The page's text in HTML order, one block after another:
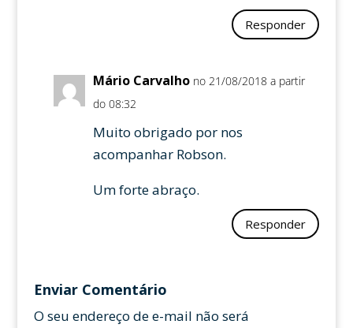
Responder
Mário Carvalho no 21/08/2018 a partir
do 08:32
Muito obrigado por nos
acompanhar Robson.
Um forte abraço.
Responder
Enviar Comentário
O seu endereço de e-mail não será